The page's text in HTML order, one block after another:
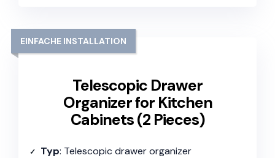
Telescopic Drawer
Organizer for Kitchen
Cabinets (2 Pieces)
EINFACHE INSTALLATION
Typ: Telescopic drawer organizer